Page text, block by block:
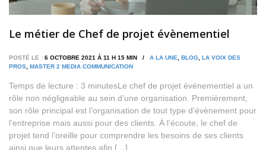
Le métier de Chef de projet évènementiel
POSTÉ LE : 6 OCTOBRE 2021 À 11 H 15 MIN / A LA UNE BLOG LA VOIX DES
PROS MASTER 2 MEDIA COMMUNICATION
Temps de lecture : 3 minutesLe chef de projet événementiel a un
rôle non négligeable au sein d’une organisation. Premièrement,
son rôle principal est l’organisation de tout type d’évènement pour
l’entreprise mais aussi pour des clients. À l’écoute, le chef de
projet tend l’oreille pour comprendre les besoins de ses clients
ainsi que leurs attentes afin […]